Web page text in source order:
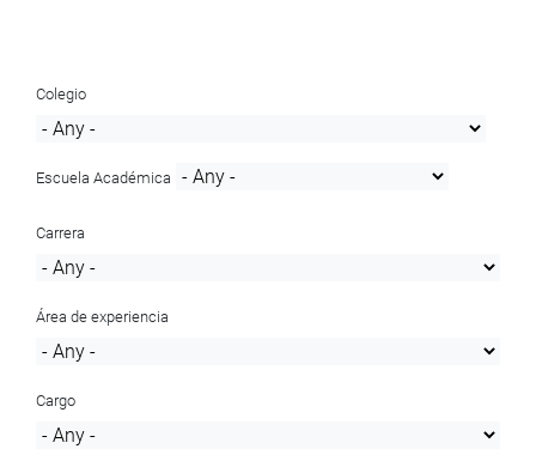
Colegio
Escuela Académica
Carrera
Área de experiencia
Cargo